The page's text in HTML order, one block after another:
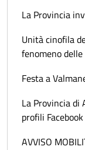
La Provincia
Unità cinofila
fenomeno
Festa a
La Provincia di
profili
AVVISO